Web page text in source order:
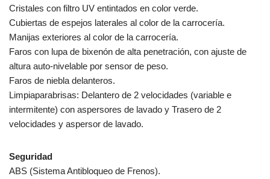
Cristales con filtro UV entintados en color verde.
Cubiertas de espejos laterales al color de la carrocería.
Manijas exteriores al color de la carrocería.
Faros con lupa de bixenón de alta penetración, con ajuste de
altura auto-nivelable por sensor de peso.
Faros de niebla delanteros.
Limpiaparabrisas: Delantero de 2 velocidades (variable e
intermitente) con aspersores de lavado y Trasero de 2
velocidades y aspersor de lavado.
Seguridad
ABS (Sistema Antibloqueo de Frenos).